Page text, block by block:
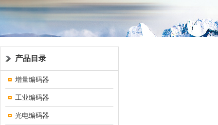
产品目录
增量编码器
工业编码器
光电编码器